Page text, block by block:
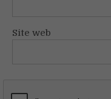
Site web